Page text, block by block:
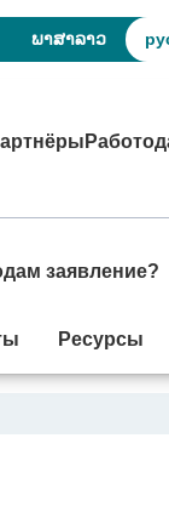
ພາສາລາວ
заявление?
Ресурсы